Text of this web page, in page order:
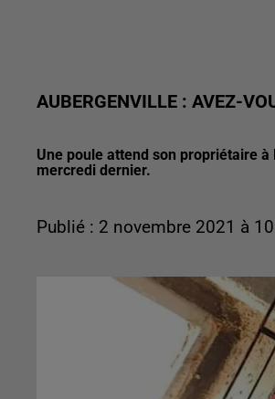
AUBERGENVILLE : AVEZ-
Une poule attend son propriétaire
mercredi dernier.
Publié : 2 novembre 2021 à